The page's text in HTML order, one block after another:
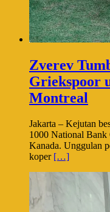
Zverev
Griekspoor
Montreal
Jakarta – Kejutan
1000 National Bank
Kanada. Unggulan
koper […]